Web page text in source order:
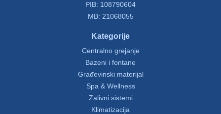
PIB: 108790604
MB: 21068055
Kategorije
Centralno grejanje
Bazeni i fontane
Građevinski materijal
Spa & Wellness
Zalivni sistemi
Klimatizacija